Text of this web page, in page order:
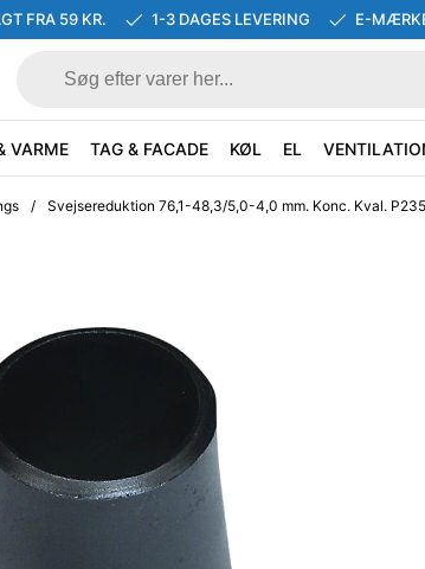
FRA 59 KR. 1-3 DAGES LEVERING E-
VARME TAG & FACADE KØL EL
/ Svejsereduktion 76,1-48,3/5,0-4,0 mm. Konc. Kval.